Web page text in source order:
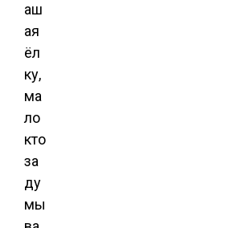
аш
ая
ёл
ку,
ма
ло
кто
за
ду
мы